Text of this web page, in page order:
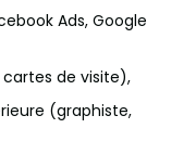
Ads, Google
de visite),
(graphiste,